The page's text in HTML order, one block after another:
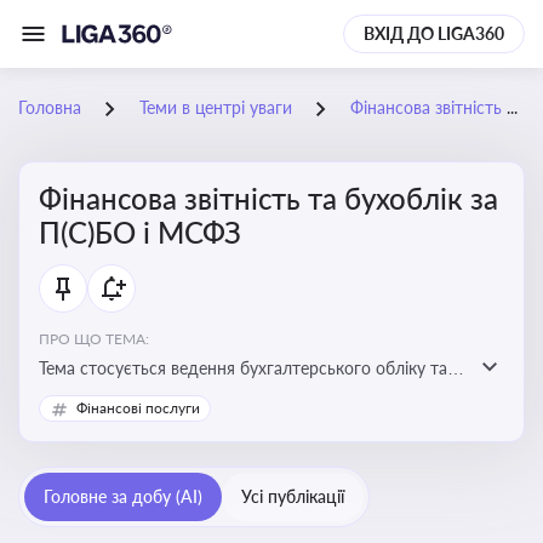
ВХІД ДО LIGA360
Головна Теми в центрі уваги Фінансова звітність та бухоблік за П(С)БО і МСФЗ
Фінансова звітність та бухоблік за
П(С)БО і МСФЗ
ПРО ЩО ТЕМА:
Тема стосується ведення бухгалтерського обліку та
складання фінансової звітності відповідно до
національних і міжнародних стандартів
Фінансові послуги
Головне за добу (AI) Усі публікації